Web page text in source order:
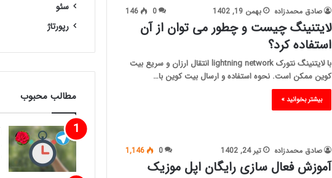
صادق محمدزاده بهمن 19, 1402 0
146
لایتنینگ چیست و چطور می توان از آن
استفاده کرد؟
با لایتنینگ نتورک lightning network انتقال ارزان و سریع بیت
کوین ممکن است. نحوه استفاده و ارسال بیت کوین با…
بیشتر بخوانید »
صادق محمدزاده تیر 24, 1402 0
1,146
آموزش فعال سازی رایگان اپل موزیک
سئو
رپورتاژ
مطالب محبوب